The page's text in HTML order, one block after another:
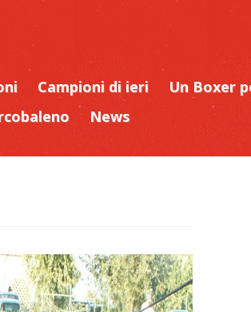
Campioni di ieri Un Boxer
News